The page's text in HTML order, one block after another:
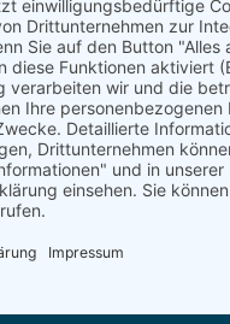
Datenschutzerklärung